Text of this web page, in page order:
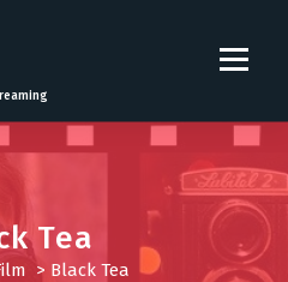
Tea
> Black Tea